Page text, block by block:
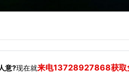
意?现在就来电13728927868获取